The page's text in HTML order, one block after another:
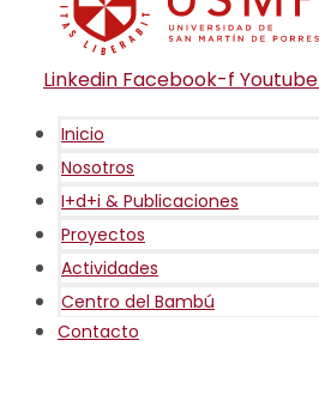
Linkedin Facebook-f Youtube
Inicio
Nosotros
I+d+i & Publicaciones
Proyectos
Actividades
Centro del Bambú
Contacto